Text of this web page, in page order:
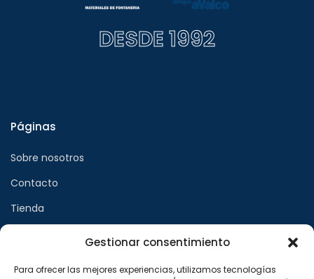
Gestionar consentimiento
Para ofrecer las mejores experiencias, utilizamos tecnologías
DESDE 1992
Páginas
Sobre nosotros
Contacto
Tienda